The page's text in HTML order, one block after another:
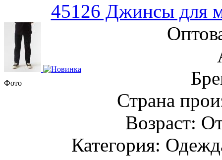
45126 Джинсы для
Фото
Страна
Возраст:
Категория: